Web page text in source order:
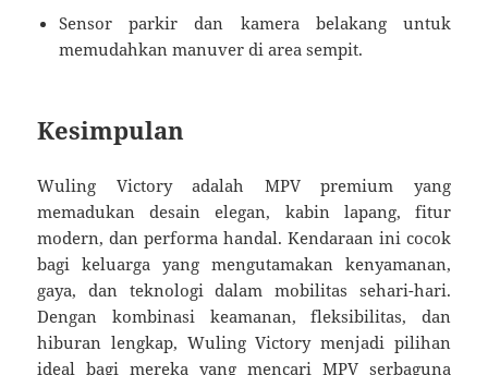
Sensor parkir dan kamera belakang untuk
memudahkan manuver di area sempit.
Kesimpulan
Wuling Victory adalah MPV premium yang
memadukan desain elegan, kabin lapang, fitur
modern, dan performa handal. Kendaraan ini cocok
bagi keluarga yang mengutamakan kenyamanan,
gaya, dan teknologi dalam mobilitas sehari-hari.
Dengan kombinasi keamanan, fleksibilitas, dan
hiburan lengkap, Wuling Victory menjadi pilihan
ideal bagi mereka yang mencari MPV serbaguna